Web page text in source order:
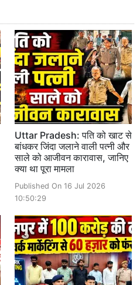
Uttar Pradesh: पति को खाट से
बांधकर जिंदा जलाने वाली पत्नी और
साले को आजीवन कारावास, जानिए
क्या था पूरा मामला
Published On 16 Jul 2026
10:50:29